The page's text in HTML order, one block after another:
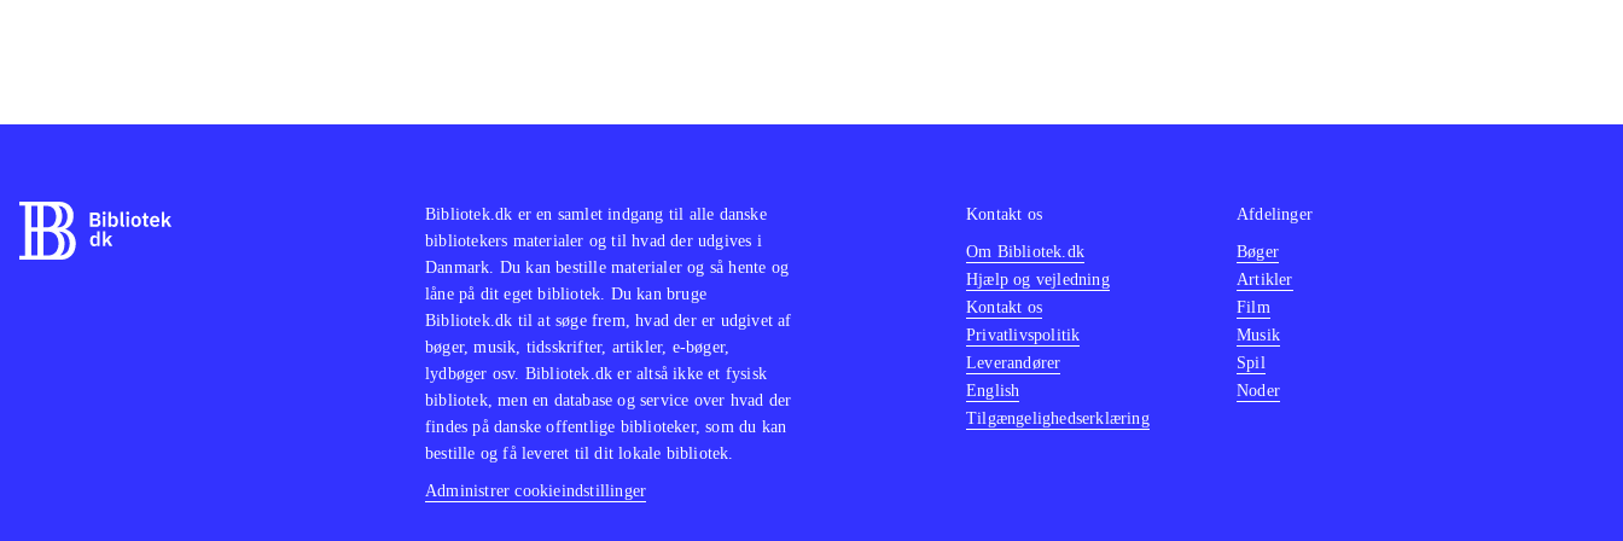
Bibliotek.dk er en samlet indgang til alle danske
bibliotekers materialer og til hvad der udgives i
Danmark. Du kan bestille materialer og så hente og
låne på dit eget bibliotek. Du kan bruge
Bibliotek.dk til at søge frem, hvad der er udgivet af
bøger, musik, tidsskrifter, artikler, e-bøger,
lydbøger osv. Bibliotek.dk er altså ikke et fysisk
bibliotek, men en database og service over hvad der
findes på danske offentlige biblioteker, som du kan
bestille og få leveret til dit lokale bibliotek.
Administrer cookieindstillinger
Kontakt os
Om Bibliotek.dk
Hjælp og vejledning
Kontakt os
Privatlivspolitik
Leverandører
English
Tilgængelighedserklæring
Afdelinger
Bøger
Artikler
Film
Musik
Spil
Noder